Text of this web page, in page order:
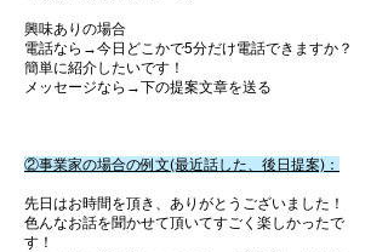
興味ありの場合
電話なら→今日どこかで5分だけ電話できますか？
簡単に紹介したいです！
メッセージなら→下の提案文章を送る​
②事業家の場合の例文(最近話した、後日提案)：
先日はお時間を頂き、ありがとうございました！
色んなお話を聞かせて頂いてすごく楽しかったで
す！